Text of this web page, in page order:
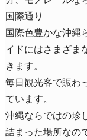
国際通り
国際色豊かな沖縄
イドにはさまざま
きます。
毎日観光客で賑わ
ています。
沖縄ならではの珍
詰まった場所なの